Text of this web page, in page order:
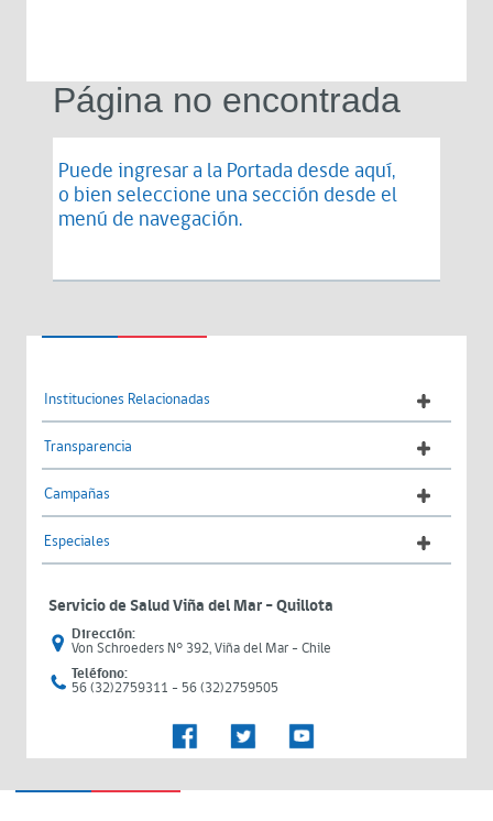
Página no encontrada
Puede ingresar a la Portada desde aquí,
o bien seleccione una sección desde el
menú de navegación.
Instituciones Relacionadas
Transparencia
Campañas
Especiales
Servicio de Salud Viña del Mar – Quillota
Dirección:
Von Schroeders N° 392, Viña del Mar - Chile
Teléfono:
56 (32)2759311 - 56 (32)2759505